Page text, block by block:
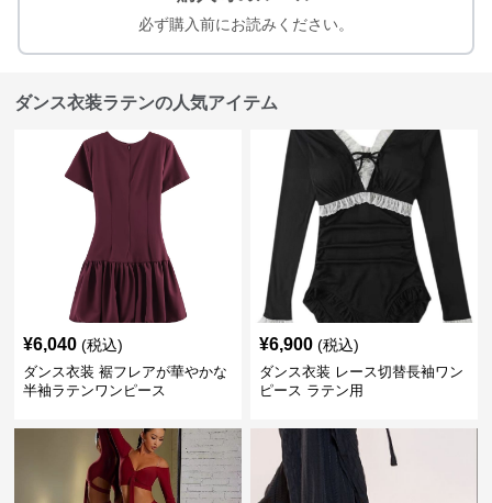
必ず購入前にお読みください。
ダンス衣装ラテンの人気アイテム
¥6,040 (税込)
ダンス衣装 裾フレアが華やかな
半袖ラテンワンピース
¥6,900 (税込)
ダンス衣装 レース切替長袖ワン
ピース ラテン用